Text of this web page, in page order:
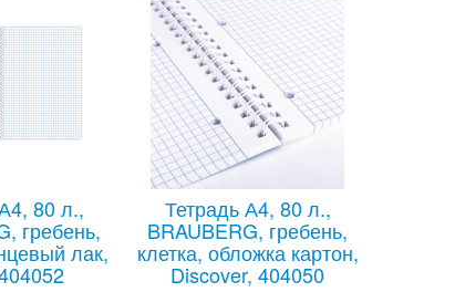
СОВЫ - время с
80 л.,
гребень,
лак,
Тетрадь А4, 80 л.,
BRAUBERG, гребень,
клетка, обложка картон,
Discover, 404050